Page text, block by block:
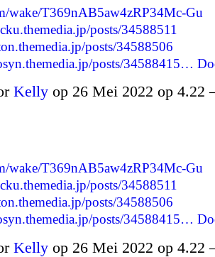
wake/T369nAB5aw4zRP34Mc-Gu
posts/34588511
posts/34588506
posts/34588415…
Kelly op 26 Mei 2022 op 4.22
wake/T369nAB5aw4zRP34Mc-Gu
posts/34588511
posts/34588506
posts/34588415…
Kelly op 26 Mei 2022 op 4.22